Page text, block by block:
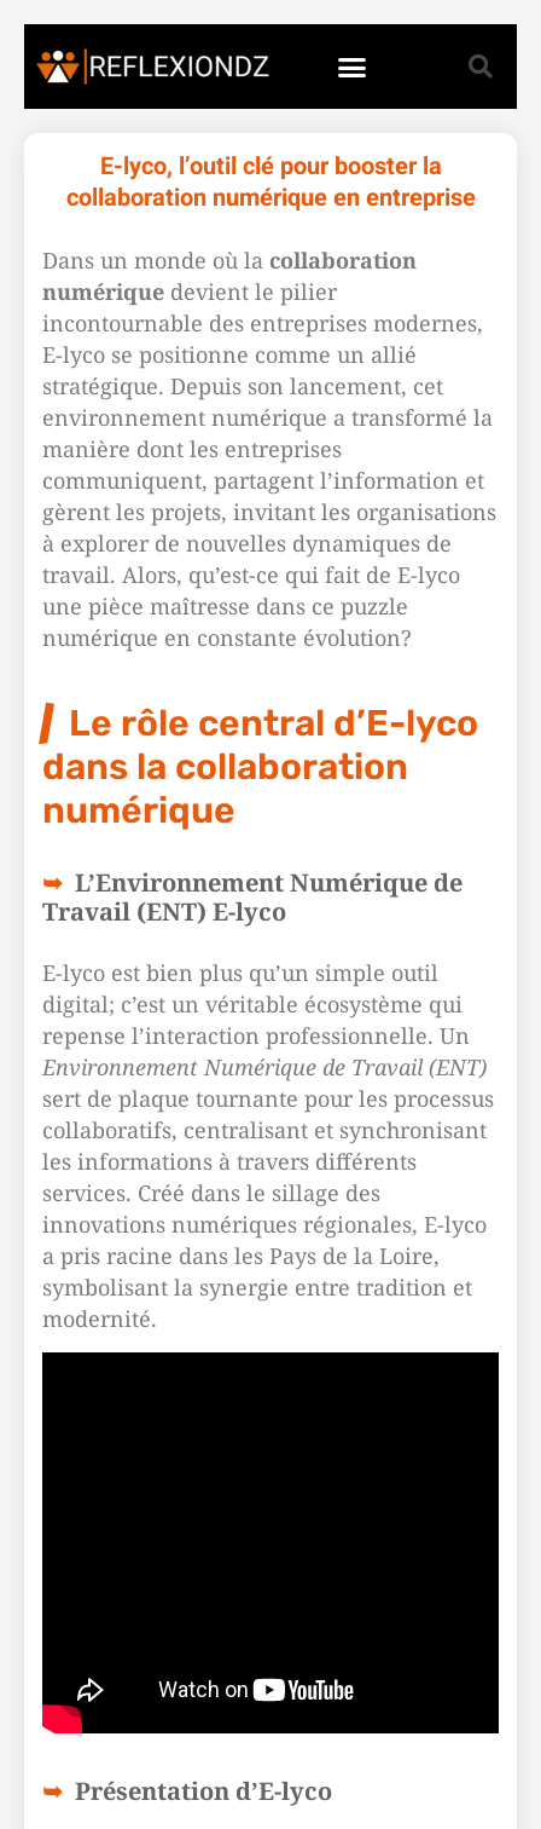
E-lyco, l’outil clé pour booster la
collaboration numérique en entreprise
Dans un monde où la collaboration
numérique devient le pilier
incontournable des entreprises modernes,
E-lyco se positionne comme un allié
stratégique. Depuis son lancement, cet
environnement numérique a transformé la
manière dont les entreprises
communiquent, partagent l’information et
gèrent les projets, invitant les organisations
à explorer de nouvelles dynamiques de
travail. Alors, qu’est-ce qui fait de E-lyco
une pièce maîtresse dans ce puzzle
numérique en constante évolution?
Le rôle central d’E-lyco
dans la collaboration
numérique
L’Environnement Numérique de
Travail (ENT) E-lyco
E-lyco est bien plus qu’un simple outil
digital; c’est un véritable écosystème qui
repense l’interaction professionnelle. Un
Environnement Numérique de Travail (ENT)
sert de plaque tournante pour les processus
collaboratifs, centralisant et synchronisant
les informations à travers différents
services. Créé dans le sillage des
innovations numériques régionales, E-lyco
a pris racine dans les Pays de la Loire,
symbolisant la synergie entre tradition et
modernité.
Présentation d’E-lyco